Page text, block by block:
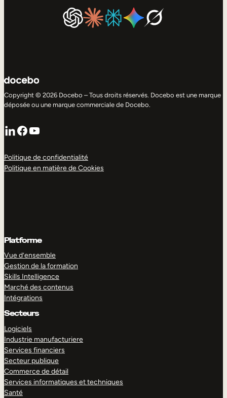
Copyright © 2026 Docebo – Tous droits réservés. Docebo est une marque
déposée ou une marque commerciale de Docebo.
LinkedIn
Facebook
YouTube
Politique de confidentialité
Politique en matière de Cookies
Platforme
Vue d’ensemble
Gestion de la formation
Skills Intelligence
Marché des contenus
Intégrations
Secteurs
Logiciels
Industrie manufacturiere
Services financiers
Secteur publique
Commerce de détail
Services informatiques et techniques
Santé